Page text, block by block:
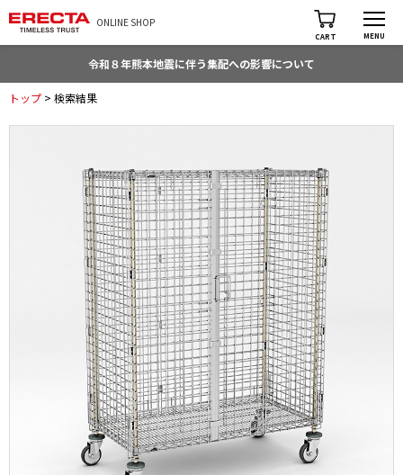
ONLINE SHOP
CART MENU
令和８年熊本地震に伴う集配への影響について
トップ > 検索結果